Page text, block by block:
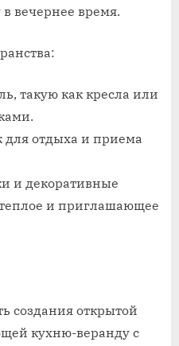
вечернее время.
такую ​​как кресла или
для отдыха и приема
и декоративные
и приглашающее
создания открытой
кухню-веранду с